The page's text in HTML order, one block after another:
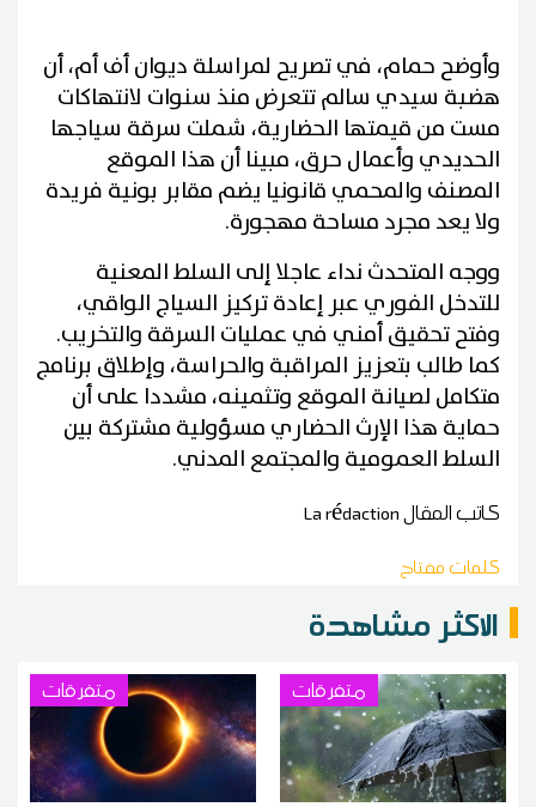
وأوضح حمام، في تصريح لمراسلة ديوان أف أم، أن
هضبة سيدي سالم تتعرض منذ سنوات لانتهاكات
مست من قيمتها الحضارية، شملت سرقة سياجها
الحديدي وأعمال حرق، مبينا أن هذا الموقع
المصنف والمحمي قانونيا يضم مقابر بونية فريدة
ولا يعد مجرد مساحة مهجورة.
ووجه المتحدث نداء عاجلا إلى السلط المعنية
للتدخل الفوري عبر إعادة تركيز السياج الواقي،
وفتح تحقيق أمني في عمليات السرقة والتخريب.
كما طالب بتعزيز المراقبة والحراسة، وإطلاق برنامج
متكامل لصيانة الموقع وتثمينه، مشددا على أن
حماية هذا الإرث الحضاري مسؤولية مشتركة بين
السلط العمومية والمجتمع المدني.
كاتب المقالLa rédaction
كلمات مفتاح
الاكثر مشاهدة
متفرقات متفرقات